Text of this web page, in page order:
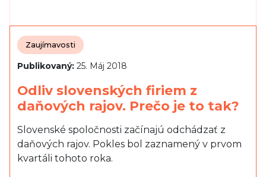
Zaujímavosti
Publikovaný: 25. Máj 2018
Odliv slovenských firiem z
daňových rajov. Prečo je to tak?
Slovenské spoločnosti začínajú odchádzať z
daňových rajov. Pokles bol zaznamený v prvom
kvartáli tohoto roka.